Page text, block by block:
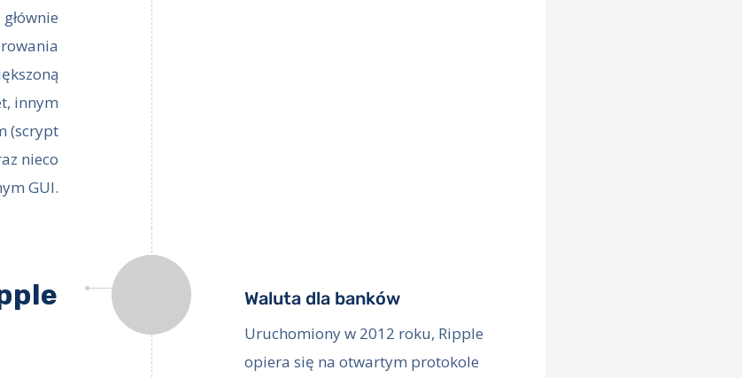
innym
(scrypt
nieco
GUI.
Waluta dla banków
Uruchomiony w 2012 roku, Ripple
opiera się na otwartym protokole